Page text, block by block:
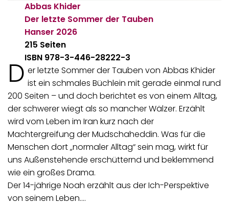
Abbas Khider
Der letzte Sommer der Tauben
Hanser 2026
215 Seiten
ISBN 978-3-446-28222-3
D er letzte Sommer der Tauben von Abbas Khider
ist ein schmales Büchlein mit gerade einmal rund
200 Seiten – und doch berichtet es von einem Alltag,
der schwerer wiegt als so mancher Wälzer. Erzählt
wird vom Leben im Iran kurz nach der
Machtergreifung der Mudschaheddin. Was für die
Menschen dort „normaler Alltag“ sein mag, wirkt für
uns Außenstehende erschütternd und beklemmend
wie ein großes Drama.
Der 14-jährige Noah erzählt aus der Ich-Perspektive
von seinem Leben.…